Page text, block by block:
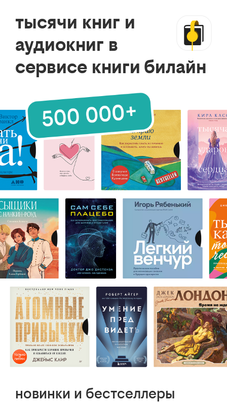
тысячи книг и
аудиокниг в
сервисе книги билайн
новинки и бестселлеры